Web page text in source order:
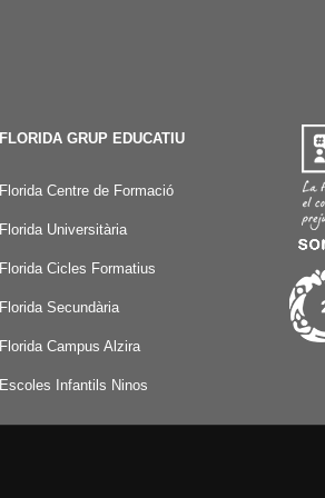
FLORIDA GRUP EDUCATIU
Florida Centre de Formació
Florida Universitària
Florida Cicles Formatius
Florida Secundària
Florida Campus Alzira
Escoles Infantils Ninos